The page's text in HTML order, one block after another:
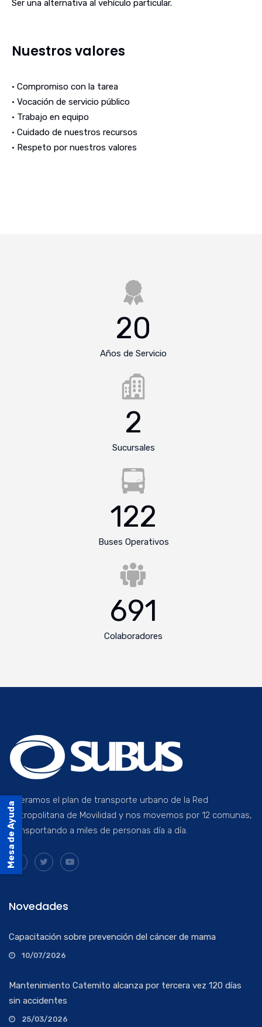
Ser una alternativa al vehículo particular.
Nuestros valores
• Compromiso con la tarea
• Vocación de servicio público
• Trabajo en equipo
• Cuidado de nuestros recursos
• Respeto por nuestros valores
20
Años de Servicio
2
Sucursales
122
Buses Operativos
691
Colaboradores
Operamos el plan de transporte urbano de la Red
Metropolitana de Movilidad y nos movemos por 12 comunas,
transportando a miles de personas día a día.
Novedades
Capacitación sobre prevención del cáncer de mama
10/07/2026
Mantenimiento Catemito alcanza por tercera vez 120 días
sin accidentes
25/03/2026
Mesa de Ayuda